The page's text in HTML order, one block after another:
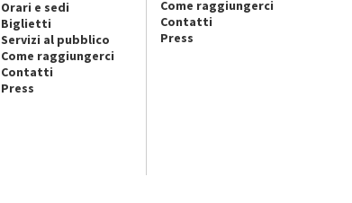
Orari e sedi
Biglietti
Servizi al pubblico
Come raggiungerci
Contatti
Press
Come raggiungerci
Contatti
Press